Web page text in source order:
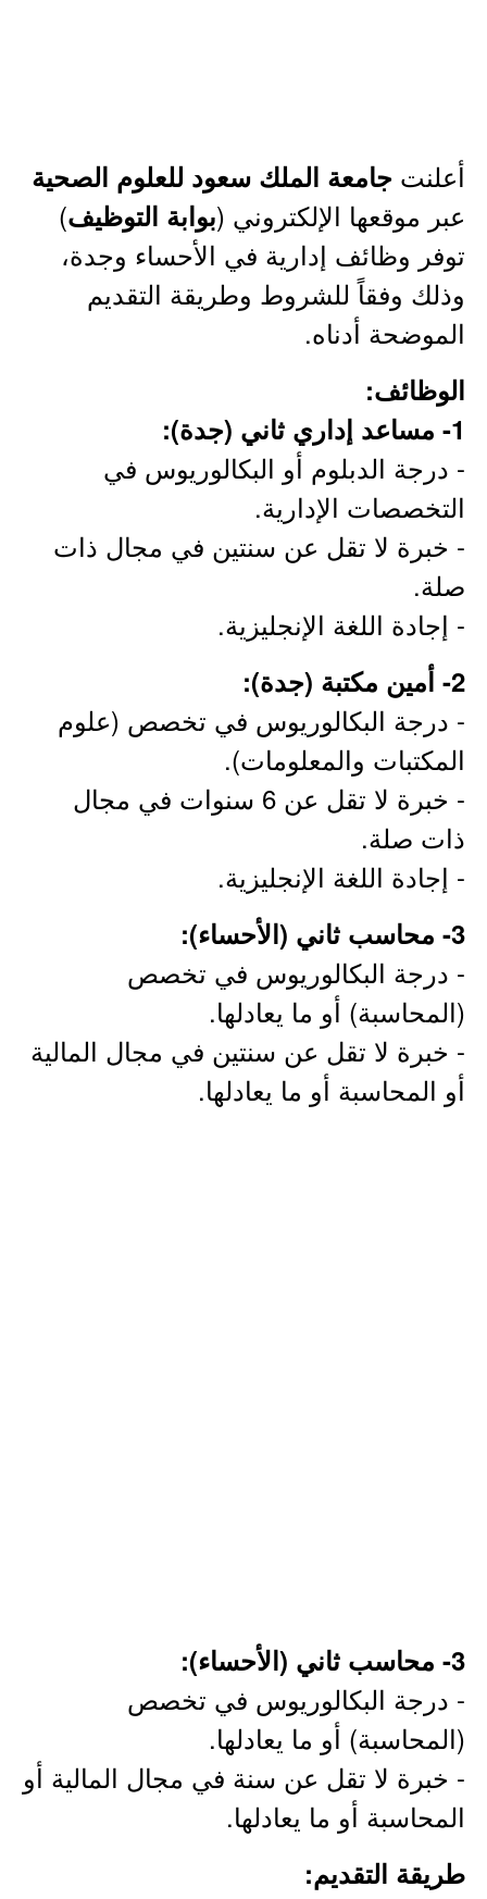
أعلنت جامعة الملك سعود للعلوم الصحية
عبر موقعها الإلكتروني (بوابة التوظيف)
توفر وظائف إدارية في الأحساء وجدة،
وذلك وفقاً للشروط وطريقة التقديم
الموضحة أدناه.
الوظائف:
1- مساعد إداري ثاني (جدة):
- درجة الدبلوم أو البكالوريوس في
التخصصات الإدارية.
- خبرة لا تقل عن سنتين في مجال ذات
صلة.
- إجادة اللغة الإنجليزية.
2- أمين مكتبة (جدة):
- درجة البكالوريوس في تخصص (علوم
المكتبات والمعلومات).
- خبرة لا تقل عن 6 سنوات في مجال
ذات صلة.
- إجادة اللغة الإنجليزية.
3- محاسب ثاني (الأحساء):
- درجة البكالوريوس في تخصص
(المحاسبة) أو ما يعادلها.
- خبرة لا تقل عن سنتين في مجال المالية
أو المحاسبة أو ما يعادلها.
3- محاسب ثاني (الأحساء):
- درجة البكالوريوس في تخصص
(المحاسبة) أو ما يعادلها.
- خبرة لا تقل عن سنة في مجال المالية أو
المحاسبة أو ما يعادلها.
طريقة التقديم: